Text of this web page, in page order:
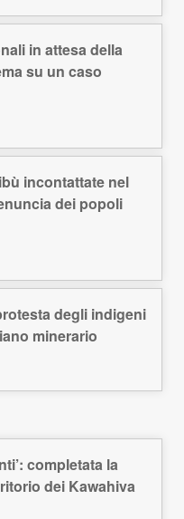
in attesa della
su un caso
incontattate nel
dei popoli
degli indigeni
minerario
completata la
dei Kawahiva